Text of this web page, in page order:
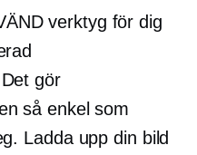
verktyg för dig
gör
så enkel som
Ladda upp din bild